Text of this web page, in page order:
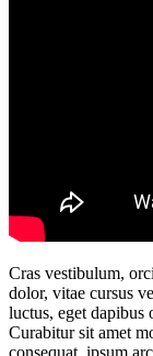
Cras vestibulum,
dolor, vitae cursus
luctus, eget dapibus
Curabitur sit amet
consequat, ipsum